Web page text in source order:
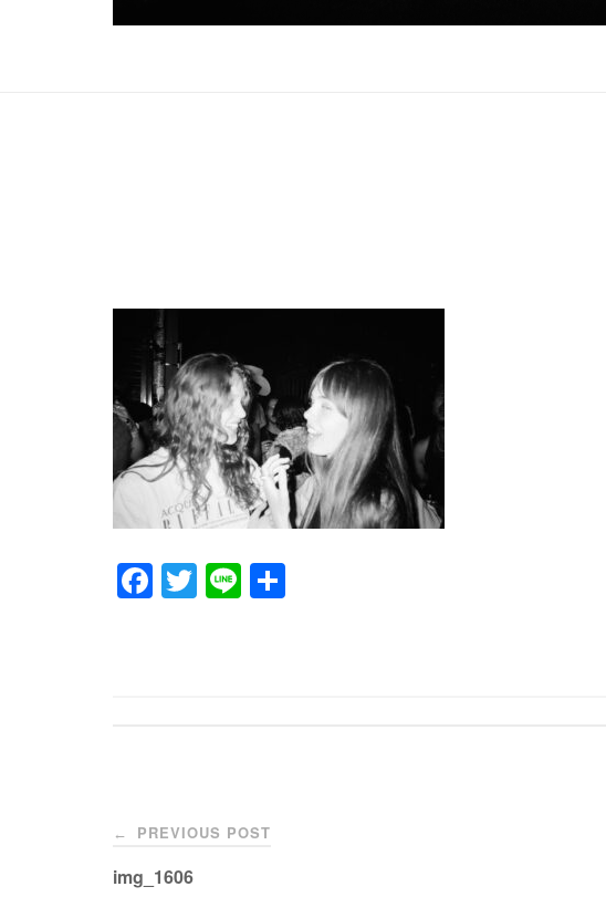
F
a
k
T
wi
Li
n
Post
navigation
← PREVIOUS POST
img_1606